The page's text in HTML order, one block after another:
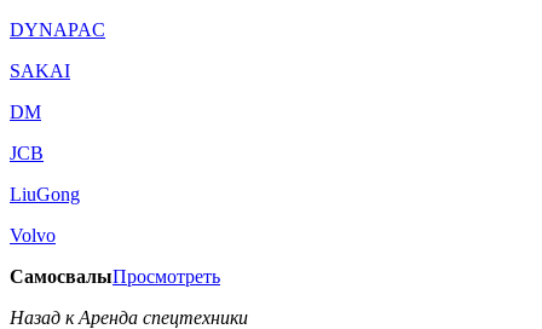
DYNAPAC
SAKAI
DM
JCB
LiuGong
Volvo
СамосвалыПросмотреть
Назад к Аренда спецтехники